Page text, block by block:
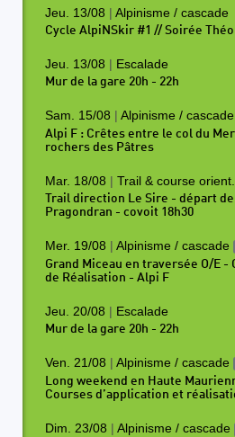
Jeu. 13/08 | Alpinisme / cascade
Cycle AlpiNSkir #1 // Soirée
Jeu. 13/08 | Escalade
Mur de la gare 20h - 22h
Sam. 15/08 | Alpinisme / cascade
Alpi F : Crêtes entre le col du
rochers des Pâtres
Mar. 18/08 | Trail & course orient.
Trail direction Le Sire - départ de
Pragondran - covoit 18h30
Mer. 19/08 | Alpinisme / cascade
Grand Miceau en traversée O/E -
de Réalisation - Alpi F
Jeu. 20/08 | Escalade
Mur de la gare 20h - 22h
Ven. 21/08 | Alpinisme / cascade
Long weekend en Haute
Courses d’application et
Dim. 23/08 | Alpinisme / cascade